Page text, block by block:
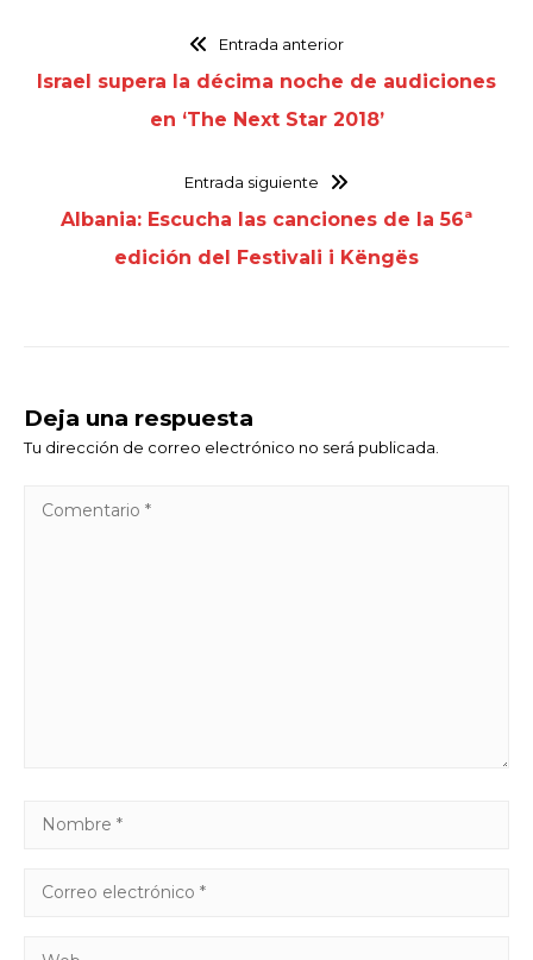
Entrada anterior
Israel supera la décima noche de audiciones
en ‘The Next Star 2018’
Entrada siguiente
Albania: Escucha las canciones de la 56ª
edición del Festivali i Këngës
Deja una respuesta
Tu dirección de correo electrónico no será publicada.